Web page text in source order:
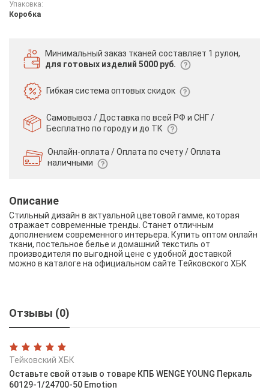
Упаковка:
Коробка
Минимальный заказ тканей составляет 1 рулон,
для готовых изделий 5000 руб.
Гибкая системаоптовых скидок
Самовывоз / Доставка по всей РФ и СНГ /
Бесплатно по городу и до ТК
Онлайн-оплата / Оплата по счету /Оплата
наличными
Описание
Стильный дизайн в актуальной цветовой гамме, которая
отражает современные тренды. Станет отличным
дополнением современного интерьера. Купить оптом онлайн
ткани, постельное белье и домашний текстиль от
производителя по выгодной цене с удобной доставкой
можно в каталоге на официальном сайте Тейковского ХБК
Отзывы (0)
Тейковский ХБК
Оставьте свой отзыв о товаре КПБ WENGE YOUNG Перкаль
60129-1/24700-50 Emotion